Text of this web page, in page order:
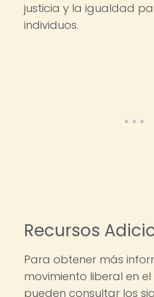
justicia y la igualdad
individuos.
Recursos
Para obtener más
movimiento liberal en el
pueden consultar los